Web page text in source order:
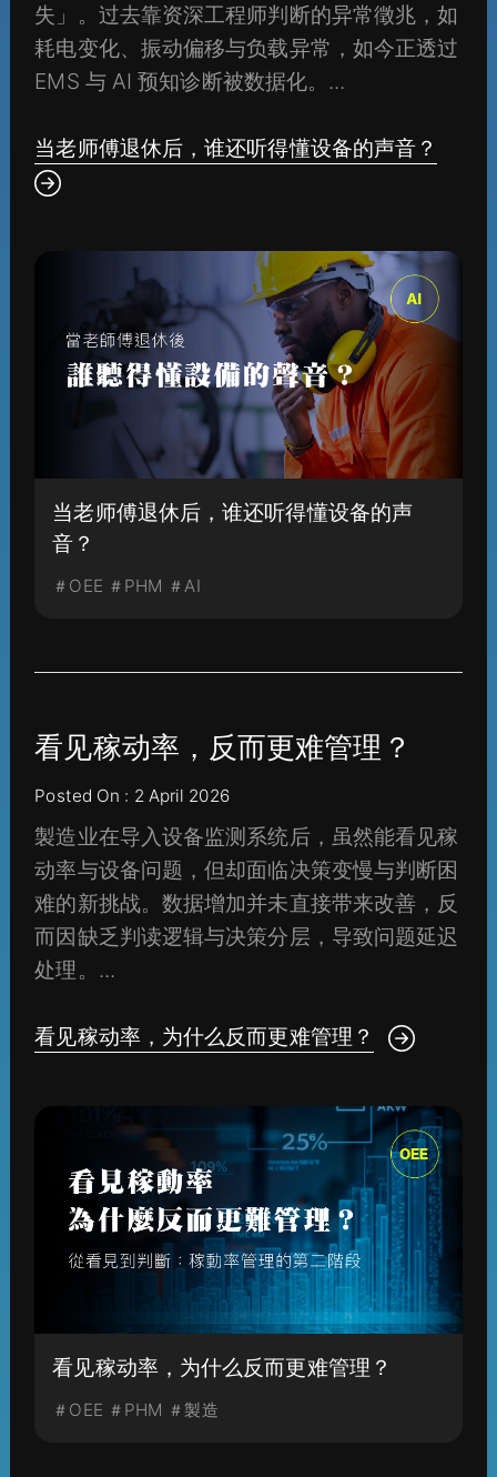
失」。过去靠资深工程师判断的异常徵兆，如
耗电变化、振动偏移与负载异常，如今正透过
EMS 与 AI 预知诊断被数据化。...
当老师傅退休后，谁还听得懂设备的声音？
当老师傅退休后，谁还听得懂设备的声
音？
＃OEE ＃PHM ＃AI
看见稼动率，反而更难管理？
Posted On : 2 April 2026
製造业在导入设备监测系统后，虽然能看见稼
动率与设备问题，但却面临决策变慢与判断困
难的新挑战。数据增加并未直接带来改善，反
而因缺乏判读逻辑与决策分层，导致问题延迟
处理。...
看见稼动率，为什么反而更难管理？
看见稼动率，为什么反而更难管理？
＃OEE ＃PHM ＃製造